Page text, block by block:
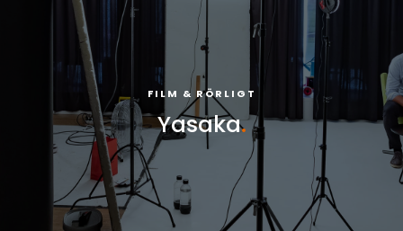
FILM & RÖRLIGT
Yasaka.